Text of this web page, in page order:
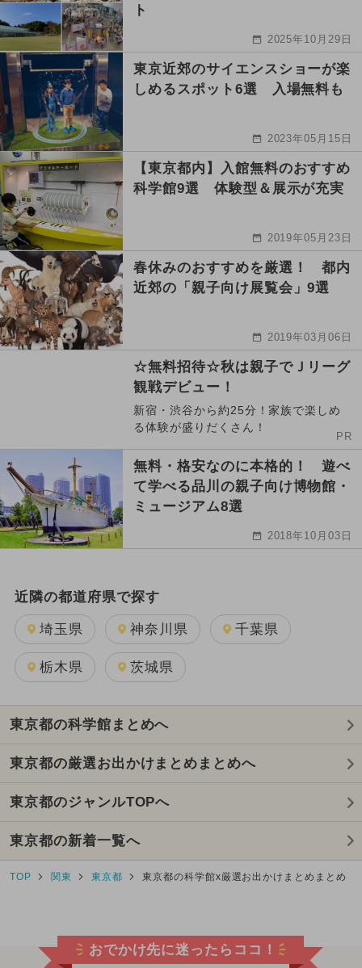
ト
2025年10月29日
東京近郊のサイエンスショーが楽
しめるスポット6選 入場無料も
2023年05月15日
【東京都内】入館無料のおすすめ
科学館9選 体験型＆展示が充実
2019年05月23日
春休みのおすすめを厳選！ 都内
近郊の「親子向け展覧会」9選
2019年03月06日
☆無料招待☆秋は親子でＪリーグ
観戦デビュー！
新宿・渋谷から約25分！家族で楽しめ
る体験が盛りだくさん！
PR
無料・格安なのに本格的！ 遊べ
て学べる品川の親子向け博物館・
ミュージアム8選
2018年10月03日
近隣の都道府県で探す
埼玉県 神奈川県 千葉県
栃木県 茨城県
東京都の科学館まとめへ
東京都の厳選お出かけまとめまとめへ
東京都のジャンルTOPへ
東京都の新着一覧へ
TOP 関東 東京都 東京都の科学館x厳選お出かけまとめまとめ
おでかけ先に迷ったらココ！